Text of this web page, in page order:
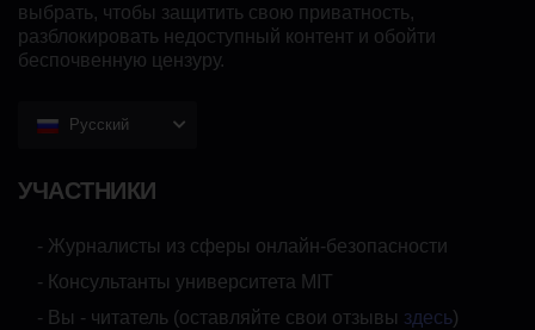
выбрать, чтобы защитить свою приватность,
разблокировать недоступный контент и обойти
беспочвенную цензуру.
Русский
УЧАСТНИКИ
- Журналисты из сферы онлайн-безопасности
- Консультанты университета MIT
- Вы - читатель (оставляйте свои отзывы здесь)